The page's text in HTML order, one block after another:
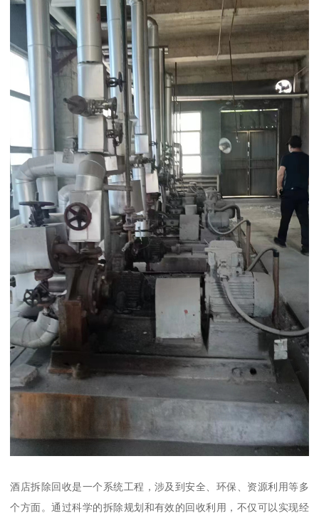
酒店拆除回收是一个系统工程，涉及到安全、环保、资源利用等多
个方面。通过科学的拆除规划和有效的回收利用，不仅可以实现经